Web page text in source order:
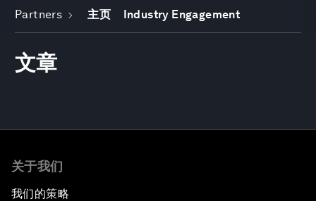
Partners 主页 Industry Engagement
文章
关于我们
我们的策略